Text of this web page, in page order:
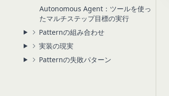
Autonomous Agent：ツールを使っ
たマルチステップ目標の実行
Patternの組み合わせ
実装の現実
Patternの失敗パターン